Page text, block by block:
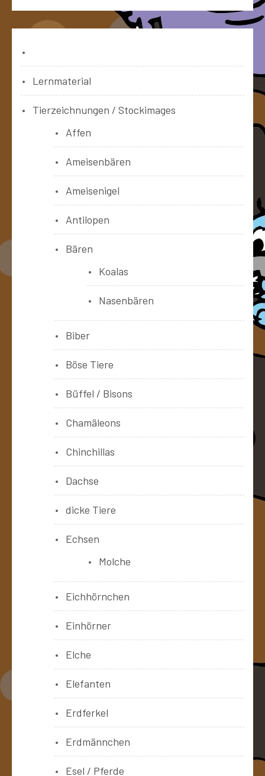
Lernmaterial
Tierzeichnungen / Stockimages
Affen
Ameisenbären
Ameisenigel
Antilopen
Bären
Koalas
Nasenbären
Biber
Böse Tiere
Büffel / Bisons
Chamäleons
Chinchillas
Dachse
dicke Tiere
Echsen
Molche
Eichhörnchen
Einhörner
Elche
Elefanten
Erdferkel
Erdmännchen
Esel / Pferde